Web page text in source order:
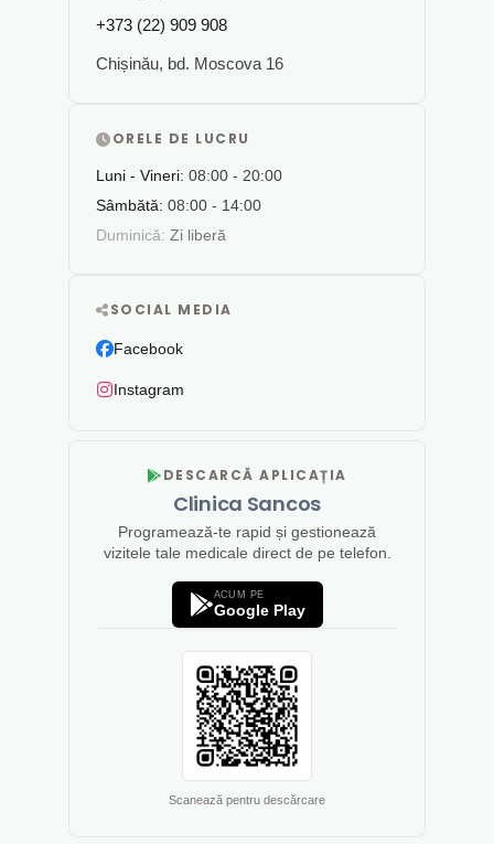
+373 (22) 909 908
Chișinău, bd. Moscova 16
ORELE DE LUCRU
Luni - Vineri: 08:00 - 20:00
Sâmbătă: 08:00 - 14:00
Duminică: Zi liberă
SOCIAL MEDIA
Facebook
Instagram
DESCARCĂ APLICAȚIA
Clinica Sancos
Programează-te rapid și gestionează
vizitele tale medicale direct de pe telefon.
ACUM PE
Google Play
Scanează pentru descărcare